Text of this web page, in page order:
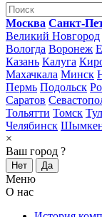
Москва Санкт-
Великий Новгород
Вологда Воронеж
Казань Калуга
Махачкала Минск
Пермь Подольск
Саратов
Тольятти Томск
Челябинск
×
Ваш город ?
Нет Да
Меню
О нас